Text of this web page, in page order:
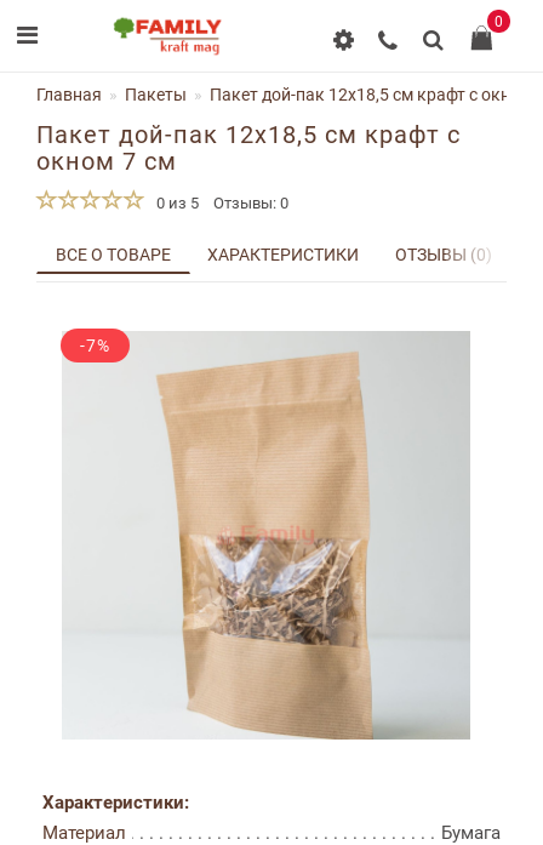
0
Главная Пакеты Пакет дой-пак 12х18,5 см крафт с окном
Пакет дой-пак 12х18,5 см крафт с
окном 7 см
0 из 5 Отзывы: 0
ВСЕ О ТОВАРЕ ХАРАКТЕРИСТИКИ ОТЗЫВЫ (0)
-7%
Характеристики:
Материал
Бумага